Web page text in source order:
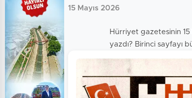
15 Mayıs 2026
Hürriyet gazetesinin 15
yazdı? Birinci sayfayı